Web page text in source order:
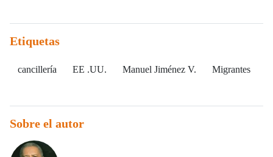
Etiquetas
cancillería EE .UU. Manuel Jiménez V. Migrantes
Sobre el autor